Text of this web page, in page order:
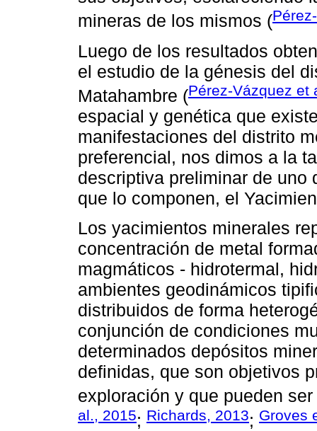
mineras de los mismos (
Luego de los resultados
el estudio de la génesis del
Matahambre (Pérez-Vázquez et
espacial y genética que
manifestaciones del distrito
preferencial, nos dimos a la
descriptiva preliminar de uno
que lo componen, el
Los yacimientos minerales
concentración de metal
magmáticos - hidrotermal,
ambientes geodinámicos
distribuidos de forma
conjunción de condiciones
determinados depósitos
definidas, que son objetivos
exploración y que pueden
al., 2015; Richards, 2013; Groves